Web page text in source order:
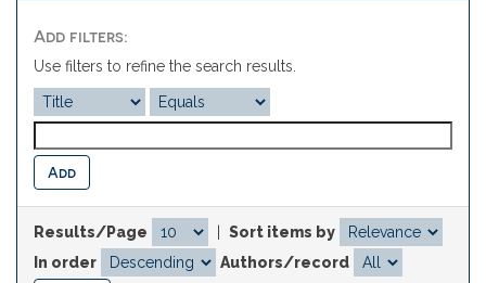
Add filters:
Use filters to refine the search results.
Results/Page
Sort items by
In order
Authors/record